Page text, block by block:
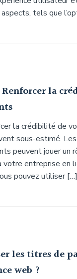
tels que
Renforcer la
la crédibilité de
sous-estimé.
peuvent jouer un
entreprise en
pouvez utiliser […]
les titres de
web ?